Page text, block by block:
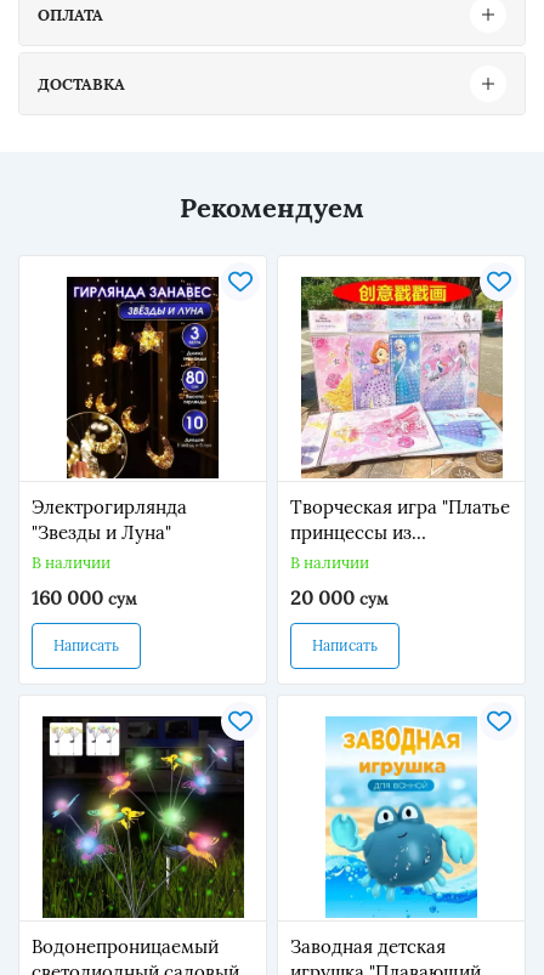
ОПЛАТА
ДОСТАВКА
Рекомендуем
Электрогирлянда
"Звезды и Луна"
В наличии
160 000 сум
Написать
Творческая игра "Платье
принцессы из
«Холодного сердца» для
В наличии
20 000 сум
Написать
Водонепроницаемый
Заводная детская